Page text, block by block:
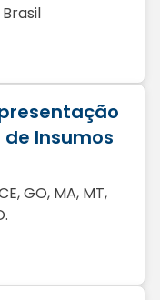
Insumos
GO, MA, MT,